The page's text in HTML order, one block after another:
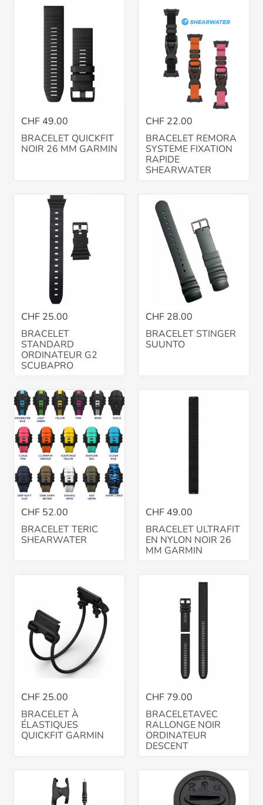
CHF 49.00
BRACELET QUICKFIT
NOIR 26 MM GARMIN
CHF 22.00
BRACELET REMORA
SYSTEME FIXATION
RAPIDE
SHEARWATER
CHF 25.00
BRACELET
STANDARD
ORDINATEUR G2
SCUBAPRO
CHF 28.00
BRACELET STINGER
SUUNTO
CHF 52.00
BRACELET TERIC
SHEARWATER
CHF 49.00
BRACELET ULTRAFIT
EN NYLON NOIR 26
MM GARMIN
CHF 25.00
BRACELET À
ÉLASTIQUES
QUICKFIT GARMIN
CHF 79.00
BRACELETAVEC
RALLONGE NOIR
ORDINATEUR
DESCENT